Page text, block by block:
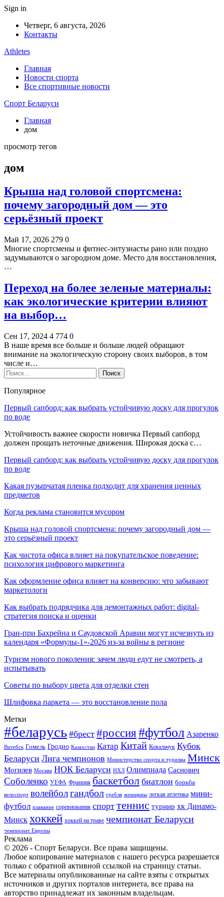
Sign in
Четверг, 6 августа, 2026
Контакты
Athletes
Главная
Новости спорта
Все спортивные новости
Спорт Беларуси
Главная
дом
просмотр тегов
дом
Крыша над головой спортсмена:
почему загородный дом — это
серьёзный проект
Май 17, 2026 279 0
Многие спортсмены и фитнес-энтузиасты рано или поздно
задумываются о загородном доме. Место для восстановления,
…
Переход на более зеленые материалы:
как экологические критерии влияют
на выбор…
Сен 17, 2024 4 774 0
В наше время все больше и больше людей обращают
внимание на экологическую сторону своих выборов, в том
числе и…
Популярное
Первый сапборд: как выбрать устойчивую доску для прогулок
по воде
Устойчивость важнее скорости новичка Первый сапборд
должен прощать неточные движения. Широкая доска с…
Первый сапборд: как выбрать устойчивую доску для прогулок
по воде
Какая пузырчатая пленка подходит для хранения ценных
предметов
Когда реклама становится мусором
Крыша над головой спортсмена: почему загородный дом —
это серьёзный проект
Как чистота офиса влияет на покупательское поведение:
психология цифрового маркетинга
Как оформление офиса влияет на конверсию: что забывают
маркетологи
Как выбрать подрядчика для демонтажных работ: digital-
стратегия поиска и оценки
Гран-при Бахрейна и Саудовской Аравии могут исчезнуть из
календаря «Формулы-1»-2026 из-за войны в регионе
Туризм нового поколения: зачем люди едут не смотреть, а
испытывать
Советы по выбору цвета для отделки стен
Шлифовка паркета — это восстановление пола
Метки
#беларусь #брест #россия#футбол Азаренко
Витебск Гомель Гродно Казахстан Катар Китай Ковальчук Кубок
Беларуси Лига чемпионов Министерство спорта и туризма Минск
Могилев Москва НОК Беларуси НХЛ Олимпиада Саснович
Соболенко УЕФА Франция баскетбол биатлон борьба
велоспорт волейболгандбол гребля женщины легкая атлетика мини-
футбол плавание соревнования спорт теннис турнир хк Динамо-
Минск хоккей хоккей на траве чемпионат Беларуси
чемпионат Европы
Реклама
© 2026 - Спорт Беларуси. Все права защищены.
Любое копирование материалов с нашего ресурса разрешается
только с обратной активной ссылкой на страницу статьи.
Все материалы опубликованные на сайте взяты с открытых
источников и других порталов интернета, все права на
авторство принадлежат их законным владельцам.